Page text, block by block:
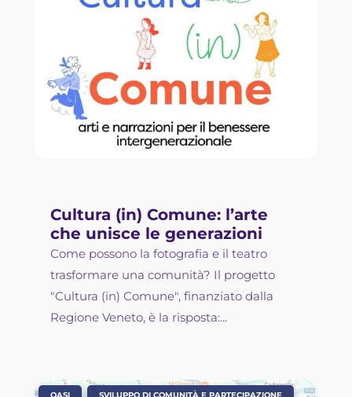
Cultura (in) Comune: l’arte
che unisce le generazioni
Come possono la fotografia e il teatro
trasformare una comunità? Il progetto
"Cultura (in) Comune", finanziato dalla
Regione Veneto, è la risposta:...
OASI SVILUPPO DI COMUNITÀ E PARTECIPAZIONE